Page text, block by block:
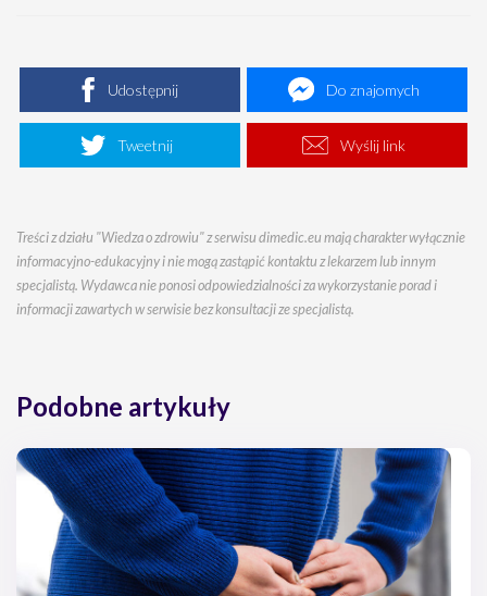
Udostępnij Do znajomych
Tweetnij Wyślij link
Treści z działu "Wiedza o zdrowiu" z serwisu dimedic.eu mają charakter wyłącznie
informacyjno-edukacyjny i nie mogą zastąpić kontaktu z lekarzem lub innym
specjalistą. Wydawca nie ponosi odpowiedzialności za wykorzystanie porad i
informacji zawartych w serwisie bez konsultacji ze specjalistą.
Podobne artykuły